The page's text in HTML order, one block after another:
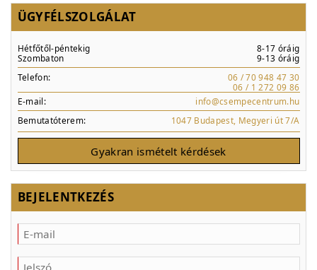
ÜGYFÉLSZOLGÁLAT
Hétfőtől-péntekig
8-17 óráig
Szombaton
9-13 óráig
Telefon:
06 / 70 948 47 30
06 / 1 272 09 86
E-mail:
info@csempecentrum.hu
Bemutatóterem:
1047 Budapest, Megyeri út 7/A
Gyakran ismételt kérdések
BEJELENTKEZÉS